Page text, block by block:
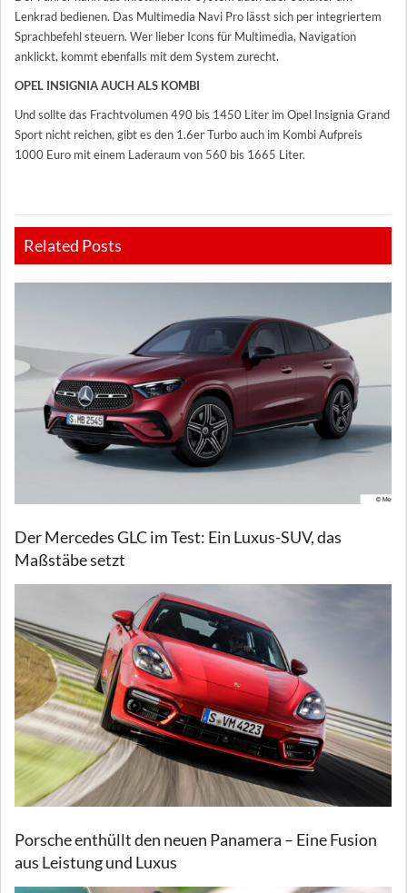
Lenkrad bedienen. Das Multimedia Navi Pro lässt sich per integriertem
Sprachbefehl steuern. Wer lieber Icons für Multimedia, Navigation
anklickt, kommt ebenfalls mit dem System zurecht.
OPEL INSIGNIA AUCH ALS KOMBI
Und sollte das Frachtvolumen 490 bis 1450 Liter im Opel Insignia Grand
Sport nicht reichen, gibt es den 1.6er Turbo auch im Kombi Aufpreis
1000 Euro mit einem Laderaum von 560 bis 1665 Liter.
Related Posts
Der Mercedes GLC im Test: Ein Luxus-SUV, das
Maßstäbe setzt
Porsche enthüllt den neuen Panamera – Eine Fusion
aus Leistung und Luxus